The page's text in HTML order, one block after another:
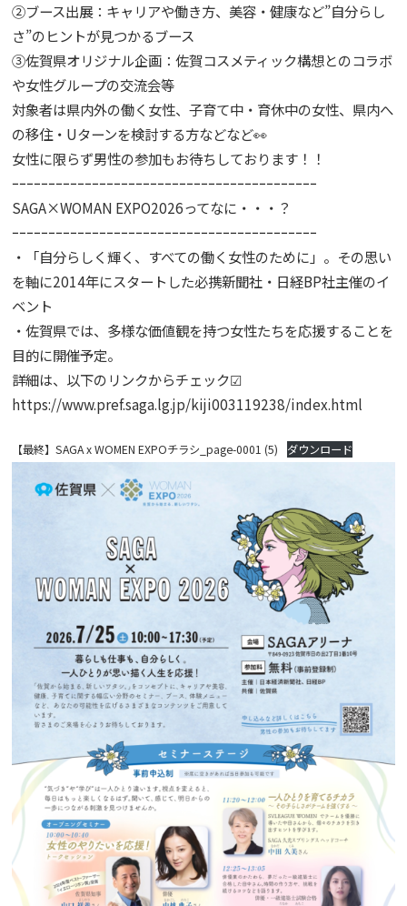
②ブース出展：キャリアや働き方、美容・健康など”自分らし
さ”のヒントが見つかるブース
③佐賀県オリジナル企画：佐賀コスメティック構想とのコラボ
や女性グループの交流会等
対象者は県内外の働く女性、子育て中・育休中の女性、県内へ
の移住・Uターンを検討する方などなど👀
女性に限らず男性の参加もお待ちしております！！
ｰｰｰｰｰｰｰｰｰｰｰｰｰｰｰｰｰｰｰｰｰｰｰｰｰｰｰｰｰｰｰｰｰｰｰｰｰｰｰｰｰｰ
SAGA×WOMAN EXPO2026ってなに・・・？
ｰｰｰｰｰｰｰｰｰｰｰｰｰｰｰｰｰｰｰｰｰｰｰｰｰｰｰｰｰｰｰｰｰｰｰｰｰｰｰｰｰｰ
・「自分らしく輝く、すべての働く女性のために」。その思い
を軸に2014年にスタートした必携新聞社・日経BP社主催のイ
ベント
・佐賀県では、多様な価値観を持つ女性たちを応援することを
目的に開催予定。
詳細は、以下のリンクからチェック☑
https://www.pref.saga.lg.jp/kiji003119238/index.html
【最終】SAGA x WOMEN EXPOチラシ_page-0001 (5) ダウンロード